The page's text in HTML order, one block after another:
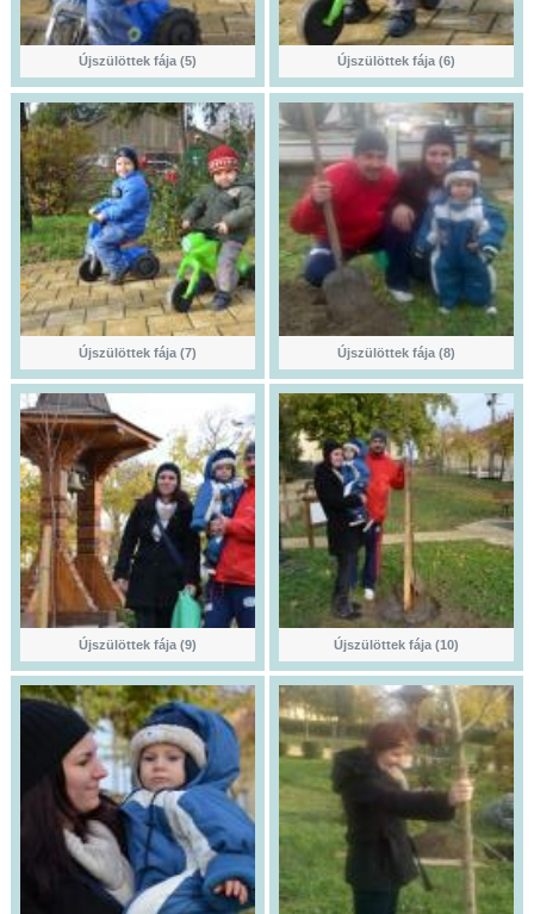
Újszülöttek fája (5) Újszülöttek fája (6)
Újszülöttek fája (7) Újszülöttek fája (8)
Újszülöttek fája (9) Újszülöttek fája (10)